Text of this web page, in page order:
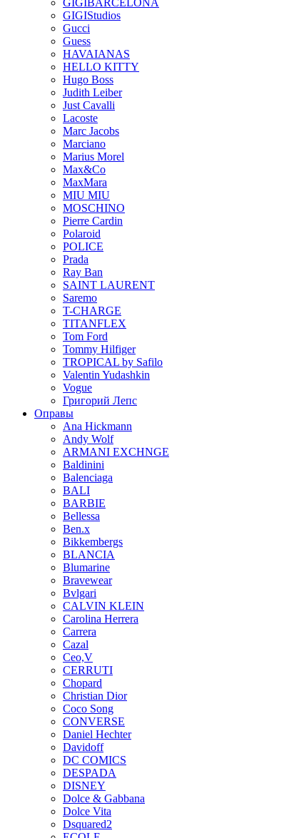
GIGIBARCELONA
GIGIStudios
Gucci
Guess
HAVAIANAS
HELLO KITTY
Hugo Boss
Judith Leiber
Just Cavalli
Lacoste
Marc Jacobs
Marciano
Marius Morel
Max&Co
MaxMara
MIU MIU
MOSCHINO
Pierre Cardin
Polaroid
POLICE
Prada
Ray Ban
SAINT LAURENT
Saremo
T-CHARGE
TITANFLEX
Tom Ford
Tommy Hilfiger
TROPICAL by Safilo
Valentin Yudashkin
Vogue
Григорий Лепс
Оправы
Ana Hickmann
Andy Wolf
ARMANI EXCHNGE
Baldinini
Balenciaga
BALI
BARBIE
Bellessa
Ben.x
Bikkembergs
BLANCIA
Blumarine
Bravewear
Bvlgari
CALVIN KLEIN
Carolina Herrera
Carrera
Cazal
Ceo,V
CERRUTI
Chopard
Christian Dior
Coco Song
CONVERSE
Daniel Hechter
Davidoff
DC COMICS
DESPADA
DISNEY
Dolce & Gabbana
Dolce Vita
Dsquared2